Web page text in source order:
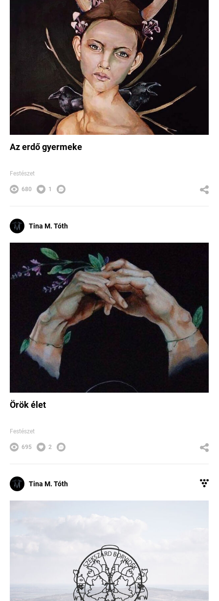
Az erdő gyermeke
Festészet
680 1
Tina M. Tóth
Örök élet
Festészet
695 2
Tina M. Tóth